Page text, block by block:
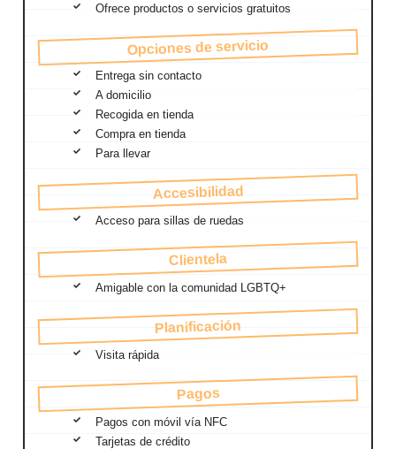
Ofrece productos o servicios gratuitos
Opciones de servicio
Entrega sin contacto
A domicilio
Recogida en tienda
Compra en tienda
Para llevar
Accesibilidad
Acceso para sillas de ruedas
Clientela
Amigable con la comunidad LGBTQ+
Planificación
Visita rápida
Pagos
Pagos con móvil vía NFC
Tarjetas de crédito